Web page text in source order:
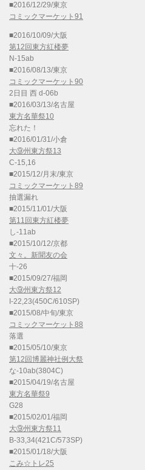
■2016/12/29/東京
コミックマーケット91
■2016/10/09/大阪
第12回東方紅楼夢
N-15ab
■2016/08/13/東京
コミックマーケット90
2日目 西 d-06b
■2016/03/13/名古屋
東方名華祭10
忘れた！
■2016/01/31/小倉
大⑨州東方祭13
C-15,16
■2015/12/月末/東京
コミックマーケット89
抽選漏れ
■2015/11/01/大阪
第11回東方紅楼夢
し-11ab
■2015/10/12/京都
文々。新聞友の会
十-26
■2015/09/27/福岡
大⑨州東方祭12
I-22,23(450C/610SP)
■2015/08/中旬/東京
コミックマーケット88
落選
■2015/05/10/東京
第12回博麗神社例大祭
な-10ab(3804C)
■2015/04/19/名古屋
東方名華祭9
G28
■2015/02/01/福岡
大⑨州東方祭11
B-33,34(421C/573SP)
■2015/01/18/大阪
こみ☆トレ25